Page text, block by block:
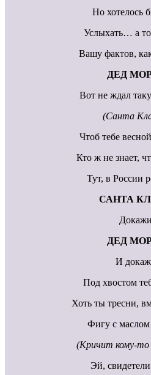
Но хотелось
Услыхать… а
Вашу фактов,
ДЕД
Вот не ждал
(Санта
Чтоб тебе
Кто ж не знает,
Тут, в России
САНТА
ДЕД
И
Под хвостом
Хоть ты тресни,
Фигу с
(Кричит кому-то
Эй,